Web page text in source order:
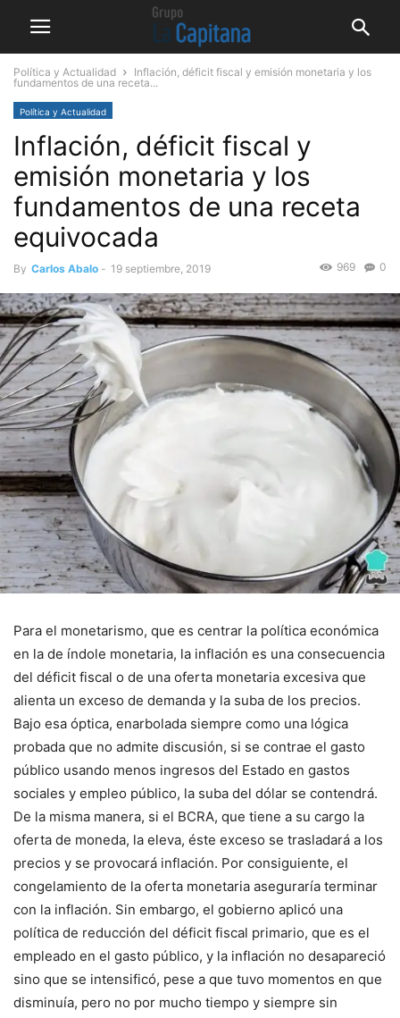
Política y Actualidad
Inflación, déficit fiscal y emisión monetaria y los
fundamentos de una receta...
Política y Actualidad
Inflación, déficit fiscal y
emisión monetaria y los
fundamentos de una receta
equivocada
By Carlos Abalo - 19 septiembre, 2019 0
969
Para el monetarismo, que es centrar la política económica
en la de índole monetaria, la inflación es una consecuencia
del déficit fiscal o de una oferta monetaria excesiva que
alienta un exceso de demanda y la suba de los precios.
Bajo esa óptica, enarbolada siempre como una lógica
probada que no admite discusión, si se contrae el gasto
público usando menos ingresos del Estado en gastos
sociales y empleo público, la suba del dólar se contendrá.
De la misma manera, si el BCRA, que tiene a su cargo la
oferta de moneda, la eleva, éste exceso se trasladará a los
precios y se provocará inflación. Por consiguiente, el
congelamiento de la oferta monetaria aseguraría terminar
con la inflación. Sin embargo, el gobierno aplicó una
política de reducción del déficit fiscal primario, que es el
empleado en el gasto público, y la inflación no desapareció
sino que se intensificó, pese a que tuvo momentos en que
disminuía, pero no por mucho tiempo y siempre sin